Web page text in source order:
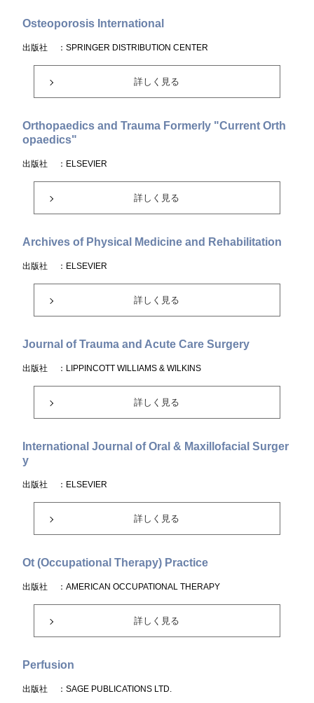
Osteoporosis International
出版社 ：SPRINGER DISTRIBUTION CENTER
詳しく見る
Orthopaedics and Trauma Formerly "Current Orth
opaedics"
出版社 ：ELSEVIER
詳しく見る
Archives of Physical Medicine and Rehabilitation
出版社 ：ELSEVIER
詳しく見る
Journal of Trauma and Acute Care Surgery
出版社 ：LIPPINCOTT WILLIAMS & WILKINS
詳しく見る
International Journal of Oral & Maxillofacial Surger
y
出版社 ：ELSEVIER
詳しく見る
Ot (Occupational Therapy) Practice
出版社 ：AMERICAN OCCUPATIONAL THERAPY
詳しく見る
Perfusion
出版社 ：SAGE PUBLICATIONS LTD.